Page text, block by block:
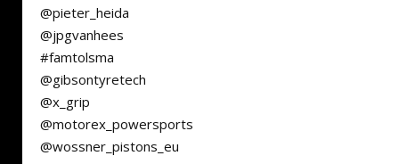
@pieter_heida
@jpgvanhees
#famtolsma
@gibsontyretech
@x_grip
@motorex_powersports
@wossner_pistons_eu